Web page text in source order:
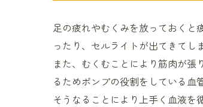
足の疲れやむくみを放っておくと
ったり、セルライトが出てきてし
また、むくむことにより筋肉が
るためポンプの役割をしている血
そうなることにより上手く血液を